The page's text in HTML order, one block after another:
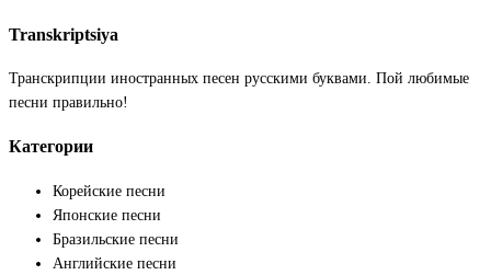
Transkriptsiya
Транскрипции иностранных песен русскими буквами. Пой любимые
песни правильно!
Категории
Корейские песни
Японские песни
Бразильские песни
Английские песни